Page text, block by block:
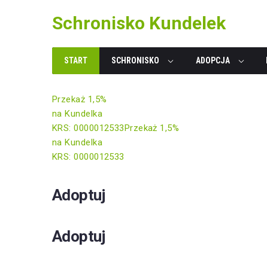
Schronisko Kundelek
START SCHRONISKO ADOPCJA
Przekaż 1,5%
na Kundelka
KRS: 0000012533Przekaż 1,5%
na Kundelka
KRS: 0000012533
Adoptuj
Adoptuj